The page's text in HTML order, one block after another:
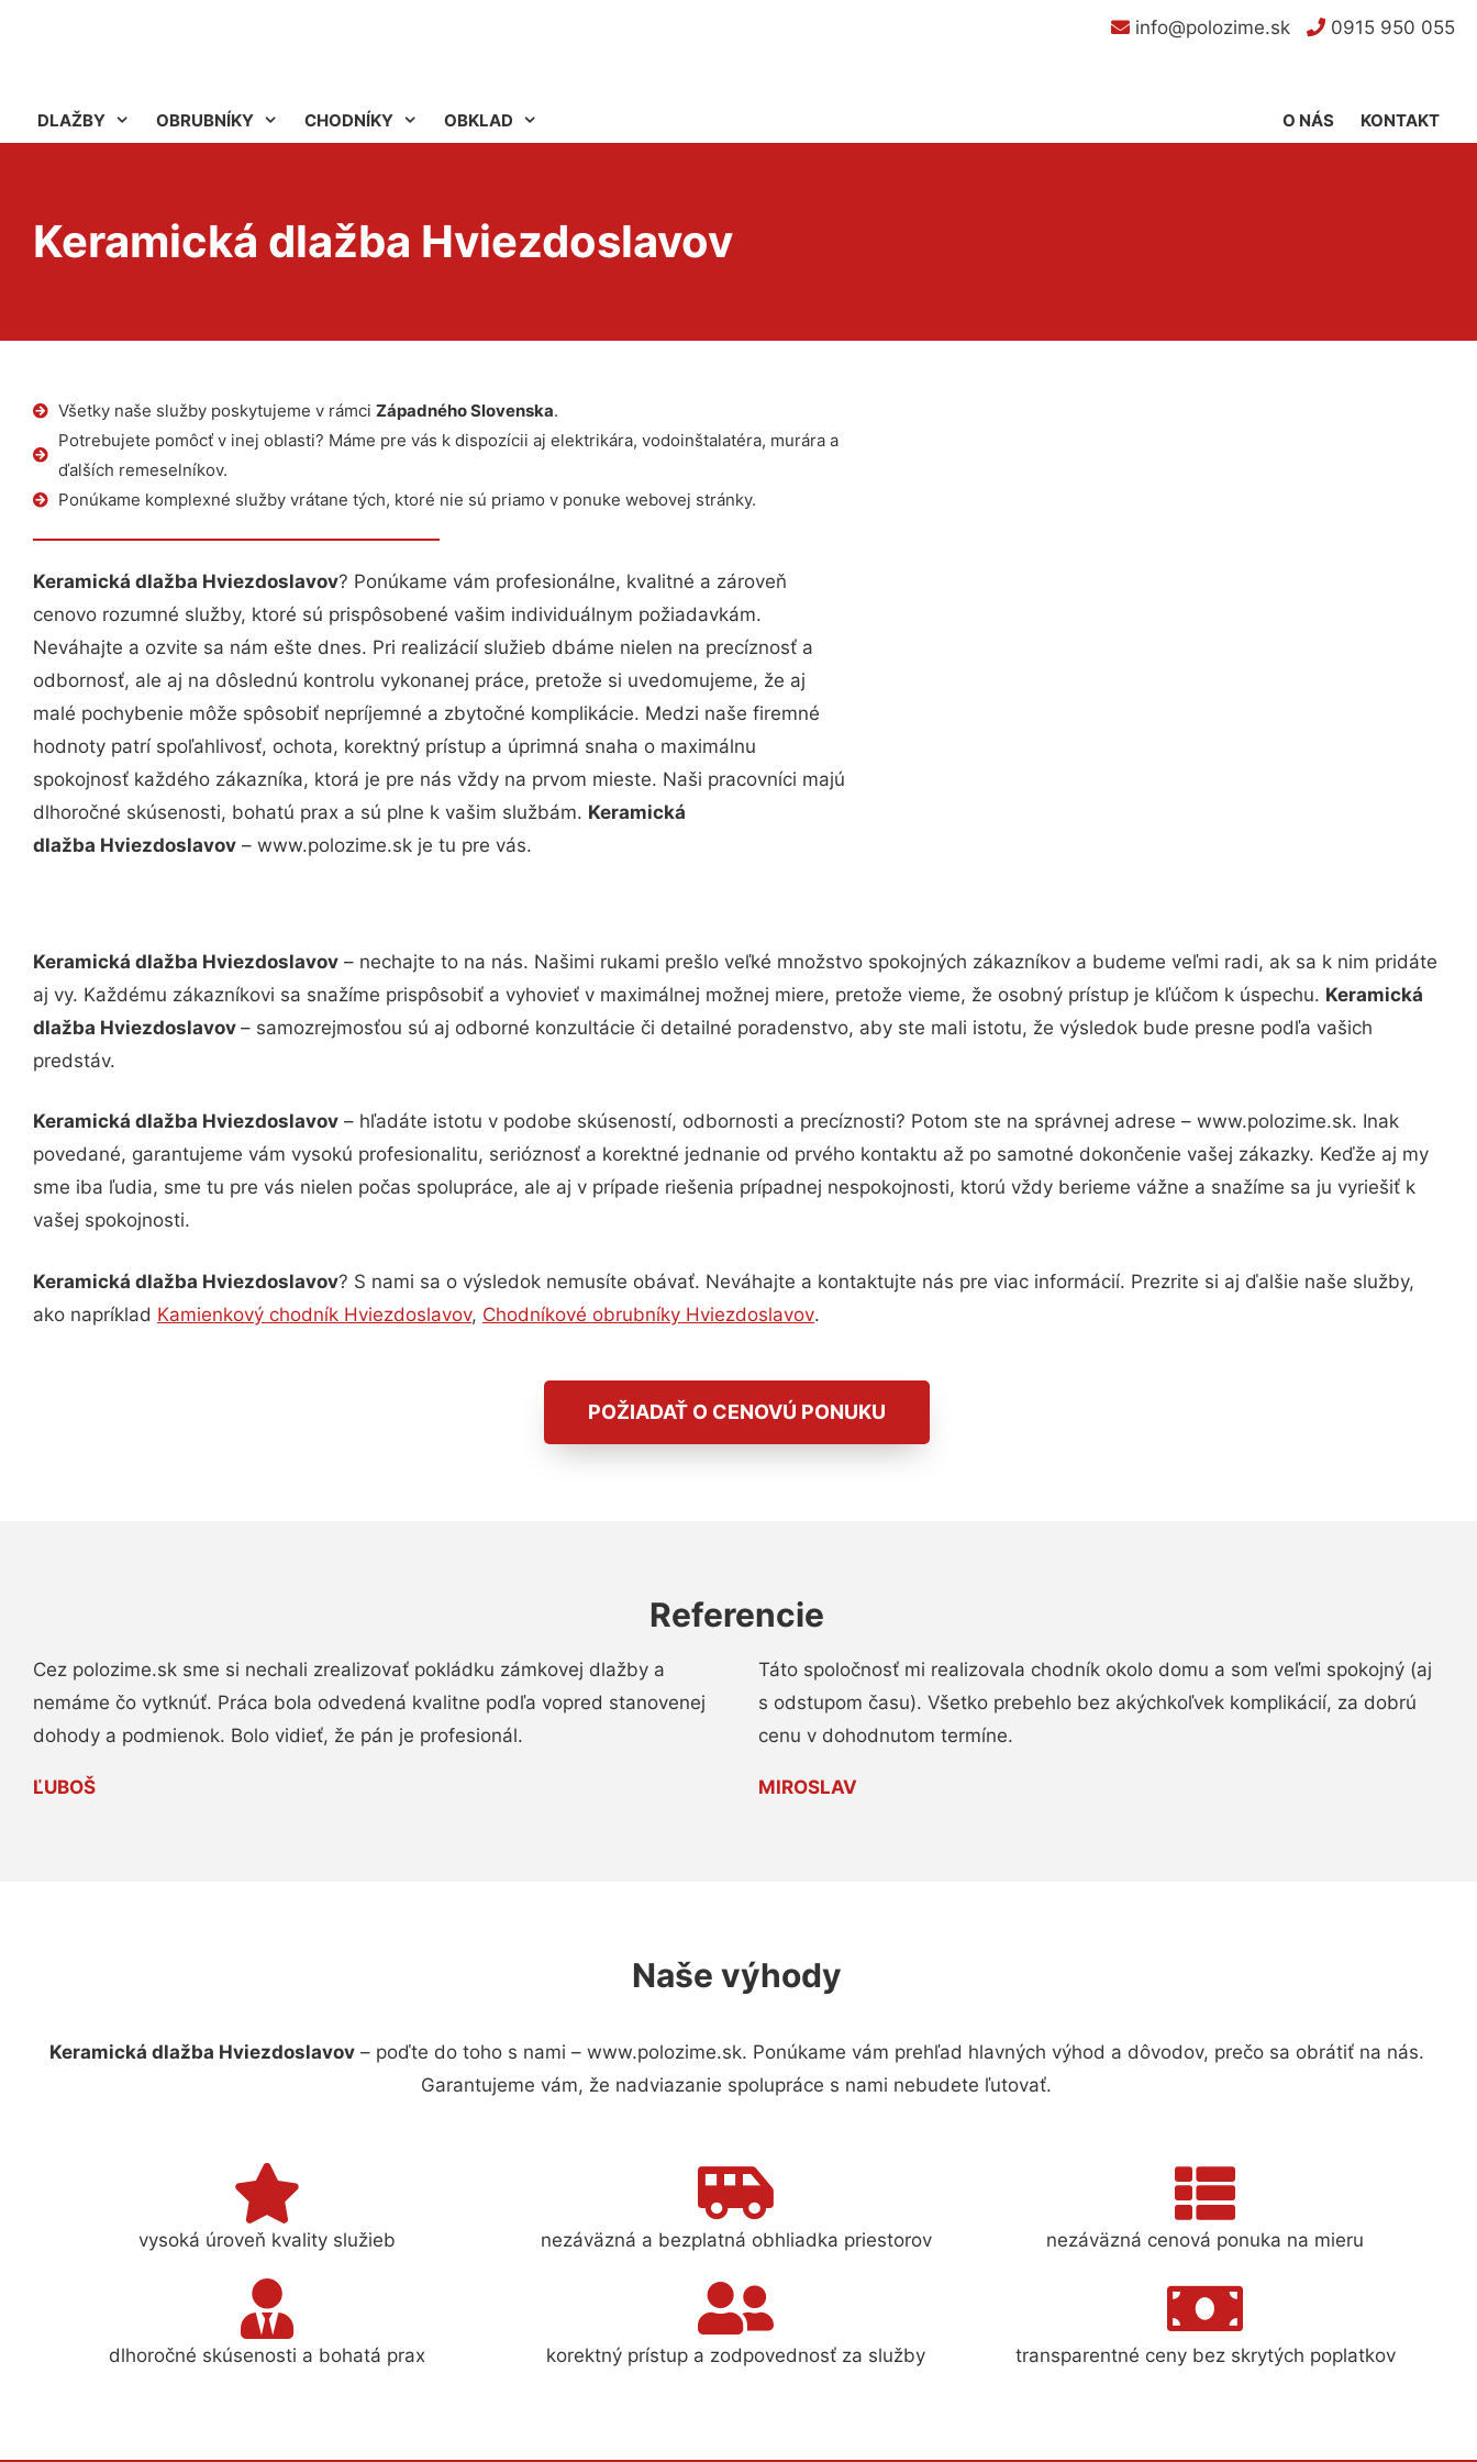
info@polozime.sk 0915 950 055
DLAŽBY OBRUBNÍKY CHODNÍKY OBKLAD KONTAKT
O NÁS
Keramická dlažba Hviezdoslavov
Všetky naše služby poskytujeme v rámci Západného Slovenska.
Potrebujete pomôcť v inej oblasti? Máme pre vás k dispozícii aj elektrikára, vodoinštalatéra, murára a
ďalších remeselníkov.
Ponúkame komplexné služby vrátane tých, ktoré nie sú priamo v ponuke webovej stránky.
Keramická dlažba Hviezdoslavov? Ponúkame vám profesionálne, kvalitné a zároveň
cenovo rozumné služby, ktoré sú prispôsobené vašim individuálnym požiadavkám.
Neváhajte a ozvite sa nám ešte dnes. Pri realizácií služieb dbáme nielen na precíznosť a
odbornosť, ale aj na dôslednú kontrolu vykonanej práce, pretože si uvedomujeme, že aj
malé pochybenie môže spôsobiť nepríjemné a zbytočné komplikácie. Medzi naše firemné
hodnoty patrí spoľahlivosť, ochota, korektný prístup a úprimná snaha o maximálnu
spokojnosť každého zákazníka, ktorá je pre nás vždy na prvom mieste. Naši pracovníci majú
dlhoročné skúsenosti, bohatú prax a sú plne k vašim službám. Keramická
dlažba Hviezdoslavov – www.polozime.sk je tu pre vás.
Keramická dlažba Hviezdoslavov – nechajte to na nás. Našimi rukami prešlo veľké množstvo spokojných zákazníkov a budeme veľmi radi, ak sa k nim pridáte
aj vy. Každému zákazníkovi sa snažíme prispôsobiť a vyhovieť v maximálnej možnej miere, pretože vieme, že osobný prístup je kľúčom k úspechu. Keramická
dlažba Hviezdoslavov – samozrejmosťou sú aj odborné konzultácie či detailné poradenstvo, aby ste mali istotu, že výsledok bude presne podľa vašich
predstáv.
Keramická dlažba Hviezdoslavov – hľadáte istotu v podobe skúseností, odbornosti a precíznosti? Potom ste na správnej adrese – www.polozime.sk. Inak
povedané, garantujeme vám vysokú profesionalitu, serióznosť a korektné jednanie od prvého kontaktu až po samotné dokončenie vašej zákazky. Keďže aj my
sme iba ľudia, sme tu pre vás nielen počas spolupráce, ale aj v prípade riešenia prípadnej nespokojnosti, ktorú vždy berieme vážne a snažíme sa ju vyriešiť k
vašej spokojnosti.
Keramická dlažba Hviezdoslavov? S nami sa o výsledok nemusíte obávať. Neváhajte a kontaktujte nás pre viac informácií. Prezrite si aj ďalšie naše služby,
ako napríklad Kamienkový chodník Hviezdoslavov, Chodníkové obrubníky Hviezdoslavov.
POŽIADAŤ O CENOVÚ PONUKU
Referencie
Cez polozime.sk sme si nechali zrealizovať pokládku zámkovej dlažby a
nemáme čo vytknúť. Práca bola odvedená kvalitne podľa vopred stanovenej
dohody a podmienok. Bolo vidieť, že pán je profesionál.
ĽUBOŠ
Táto spoločnosť mi realizovala chodník okolo domu a som veľmi spokojný (aj
s odstupom času). Všetko prebehlo bez akýchkoľvek komplikácií, za dobrú
cenu v dohodnutom termíne.
MIROSLAV
Naše výhody
Keramická dlažba Hviezdoslavov– poďte do toho s nami – www.polozime.sk. Ponúkame vám prehľad hlavných výhod a dôvodov, prečo sa obrátiť na nás.
Garantujeme vám, že nadviazanie spolupráce s nami nebudete ľutovať.
vysoká úroveň kvality služieb nezáväzná a bezplatná obhliadka priestorov nezáväzná cenová ponuka na mieru
dlhoročné skúsenosti a bohatá prax korektný prístup a zodpovednosť za služby transparentné ceny bez skrytých poplatkov